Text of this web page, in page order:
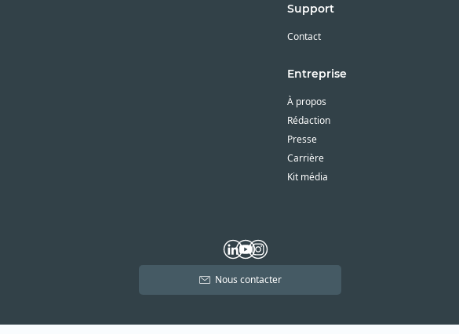
Support
Contact
Entreprise
À propos
Rédaction
Presse
Carrière
Kit média
Nous contacter